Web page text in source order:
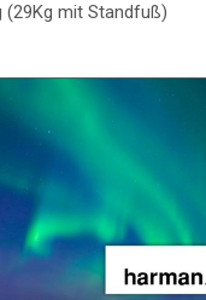
(29Kg mit Standfuß)